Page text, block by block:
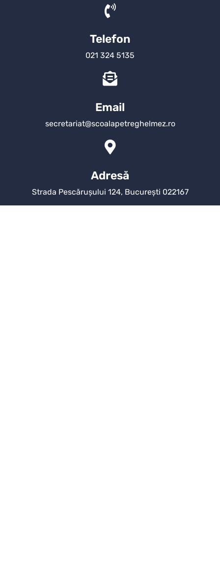
Telefon
021 324 5135
Email
secretariat@scoalapetreghelmez.ro
Adresă
Strada Pescărușului 124, București 022167